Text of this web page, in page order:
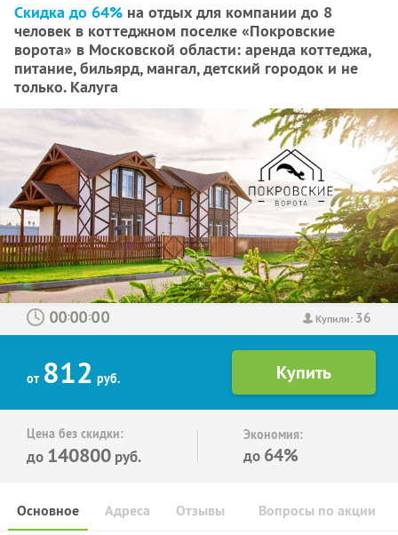
Скидка до 64% на отдых для компании до 8
человек в коттеджном поселке «Покровские
ворота» в Московской области: аренда коттеджа,
питание, бильярд, мангал, детский городок и не
только. Калуга
Купили: 36
: :
от 812 руб.
Цена без скидки:
до 140800 руб.
Экономия:
до 64%
Основное Отзывы Вопросы по акции
Адреса